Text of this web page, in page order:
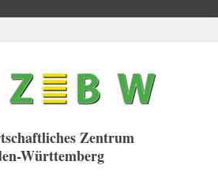
Zentrum
Württemberg